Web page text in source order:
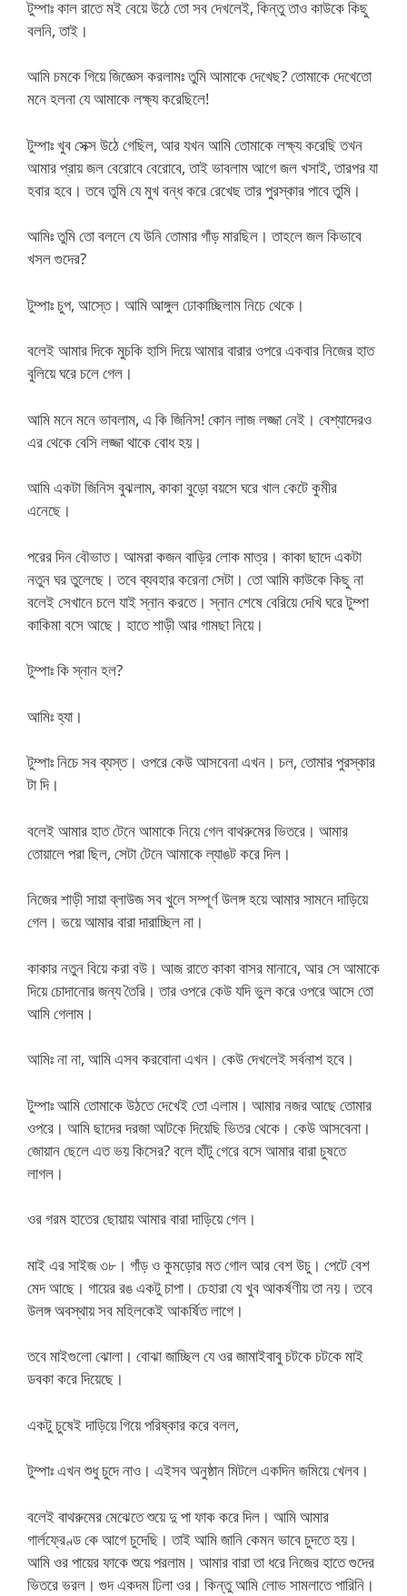
টুম্পাঃ কাল রাতে মই বেয়ে উঠে তো সব দেখলেই, কিন্তু তাও কাউকে কিছু
বলনি, তাই।
আমি চমকে গিয়ে জিজ্ঞেস করলামঃ তুমি আমাকে দেখেছ? তোমাকে দেখেতো
মনে হলনা যে আমাকে লক্ষ্য করেছিলে!
টুম্পাঃ খুব সেক্স উঠে গেছিল, আর যখন আমি তোমাকে লক্ষ্য করেছি তখন
আমার প্রায় জল বেরোবে বেরোবে, তাই ভাবলাম আগে জল খসাই, তারপর যা
হবার হবে। তবে তুমি যে মুখ বন্ধ করে রেখেছ তার পুরস্কার পাবে তুমি।
আমিঃ তুমি তো বললে যে উনি তোমার গাঁড় মারছিল। তাহলে জল কিভাবে
খসল গুদের?
টুম্পাঃ চুপ, আস্তে। আমি আঙ্গুল ঢোকাচ্ছিলাম নিচে থেকে।
বলেই আমার দিকে মুচকি হাসি দিয়ে আমার বারার ওপরে একবার নিজের হাত
বুলিয়ে ঘরে চলে গেল।
আমি মনে মনে ভাবলাম, এ কি জিনিস! কোন লাজ লজ্জা নেই। বেশ্যাদেরও
এর থেকে বেসি লজ্জা থাকে বোধ হয়।
আমি একটা জিনিস বুঝলাম, কাকা বুড়ো বয়সে ঘরে খাল কেটে কুমীর
এনেছে।
পরের দিন বৌভাত। আমরা কজন বাড়ির লোক মাত্র। কাকা ছাদে একটা
নতুন ঘর তুলেছে। তবে ব্যবহার করেনা সেটা। তো আমি কাউকে কিছু না
বলেই সেখানে চলে যাই স্নান করতে। স্নান শেষে বেরিয়ে দেখি ঘরে টুম্পা
কাকিমা বসে আছে। হাতে শাড়ী আর গামছা নিয়ে।
টুম্পাঃ কি স্নান হল?
আমিঃ হ্যা।
টুম্পাঃ নিচে সব ব্যস্ত। ওপরে কেউ আসবেনা এখন। চল, তোমার পুরস্কার
টা দি।
বলেই আমার হাত টেনে আমাকে নিয়ে গেল বাথরুমের ভিতরে। আমার
তোয়ালে পরা ছিল, সেটা টেনে আমাকে ল্যাঙট করে দিল।
নিজের শাড়ী সায়া ব্লাউজ সব খুলে সম্পূর্ণ উলঙ্গ হয়ে আমার সামনে দাড়িয়ে
গেল। ভয়ে আমার বারা দারাচ্ছিল না।
কাকার নতুন বিয়ে করা বউ। আজ রাতে কাকা বাসর মানাবে, আর সে আমাকে
দিয়ে চোদানোর জন্য তৈরি। তার ওপরে কেউ যদি ভুল করে ওপরে আসে তো
আমি গেলাম।
আমিঃ না না, আমি এসব করবোনা এখন। কেউ দেখলেই সর্বনাশ হবে।
টুম্পাঃ আমি তোমাকে উঠতে দেখেই তো এলাম। আমার নজর আছে তোমার
ওপরে। আমি ছাদের দরজা আটকে দিয়েছি ভিতর থেকে। কেউ আসবেনা।
জোয়ান ছেলে এত ভয় কিসের? বলে হাঁটু গেরে বসে আমার বারা চুষতে
লাগল।
ওর গরম হাতের ছোয়ায় আমার বারা দাড়িয়ে গেল।
মাই এর সাইজ ৩৮। গাঁড় ও কুমড়োর মত গোল আর বেশ উচু। পেটে বেশ
মেদ আছে। গায়ের রঙ একটু চাপা। চেহারা যে খুব আকর্ষণীয় তা নয়। তবে
উলঙ্গ অবস্থায় সব মহিলকেই আকর্ষিত লাগে।
তবে মাইগুলো ঝোলা। বোঝা জাচ্ছিল যে ওর জামাইবাবু চটকে চটকে মাই
ডবকা করে দিয়েছে।
একটু চুষেই দাড়িয়ে গিয়ে পরিষ্কার করে বলল,
টুম্পাঃ এখন শুধু চুদে নাও। এইসব অনুষ্ঠান মিটলে একদিন জমিয়ে খেলব।
বলেই বাথরুমের মেঝেতে শুয়ে দু পা ফাক করে দিল। আমি আমার
গার্লফ্রেণ্ড কে আগে চুদেছি। তাই আমি জানি কেমন ভাবে চুদতে হয়।
আমি ওর পায়ের ফাকে শুয়ে পরলাম। আমার বারা তা ধরে নিজের হাতে গুদের
ভিতরে ভরল। গুদ একদম ঢিলা ওর। কিন্তু আমি লোভ সামলাতে পারিনি।